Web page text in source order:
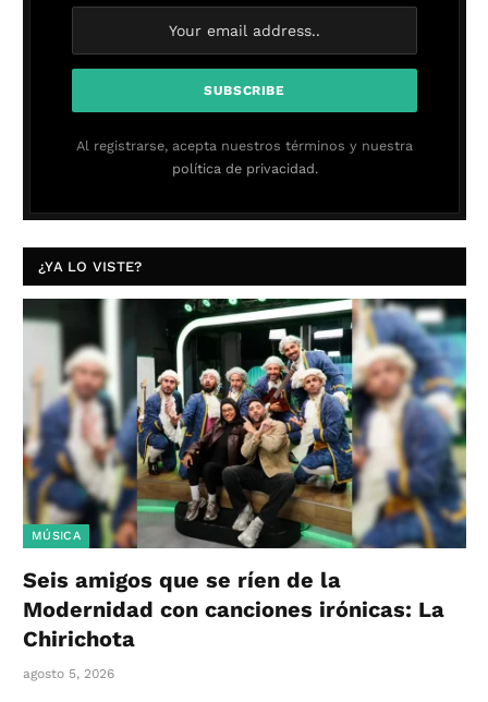
Al registrarse, acepta nuestros términos y nuestra
política de privacidad.
¿YA LO VISTE?
MÚSICA
Seis amigos que se ríen de la
Modernidad con canciones irónicas: La
Chirichota
agosto 5, 2026